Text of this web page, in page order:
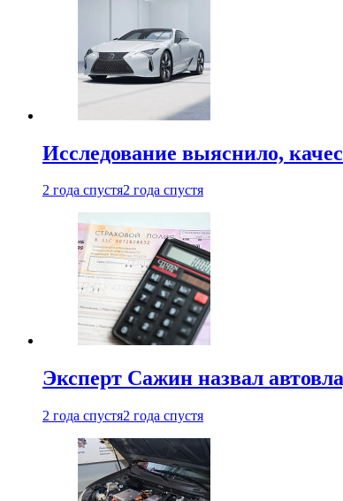
Исследование выяснило,
2 года спустя2 года спустя
Эксперт Сажин назвал
2 года спустя2 года спустя